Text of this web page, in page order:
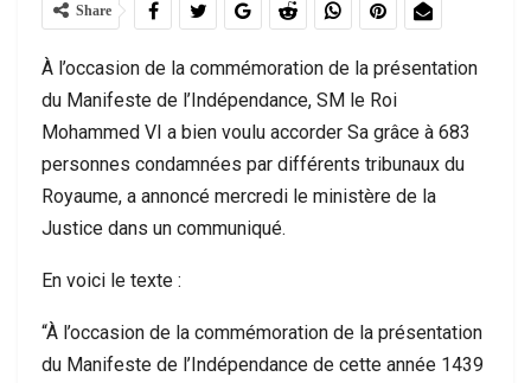
Share
À l’occasion de la commémoration de la présentation
du Manifeste de l’Indépendance, SM le Roi
Mohammed VI a bien voulu accorder Sa grâce à 683
personnes condamnées par différents tribunaux du
Royaume, a annoncé mercredi le ministère de la
Justice dans un communiqué.
En voici le texte :
“À l’occasion de la commémoration de la présentation
du Manifeste de l’Indépendance de cette année 1439